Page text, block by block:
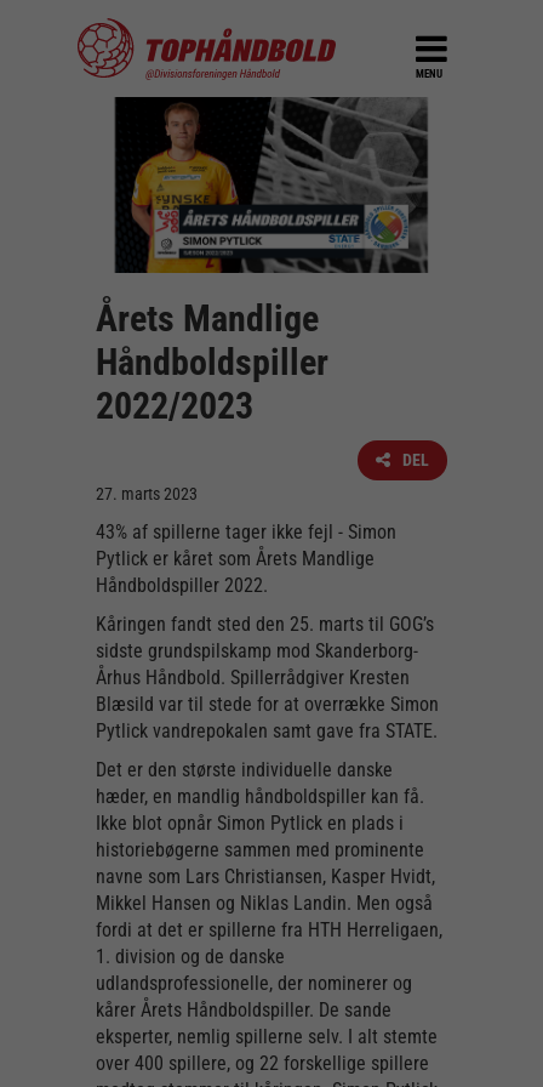
MENU
Årets Mandlige
Håndboldspiller
2022/2023
DEL
27. marts 2023
43% af spillerne tager ikke fejl - Simon
Pytlick er kåret som Årets Mandlige
Håndboldspiller 2022.
Kåringen fandt sted den 25. marts til GOG’s
sidste grundspilskamp mod Skanderborg-
Århus Håndbold. Spillerrådgiver Kresten
Blæsild var til stede for at overrække Simon
Pytlick vandrepokalen samt gave fra STATE.
Det er den største individuelle danske
hæder, en mandlig håndboldspiller kan få.
Ikke blot opnår Simon Pytlick en plads i
historiebøgerne sammen med prominente
navne som Lars Christiansen, Kasper Hvidt,
Mikkel Hansen og Niklas Landin. Men også
fordi at det er spillerne fra HTH Herreligaen,
1. division og de danske
udlandsprofessionelle, der nominerer og
kårer Årets Håndboldspiller. De sande
eksperter, nemlig spillerne selv. I alt stemte
over 400 spillere, og 22 forskellige spillere